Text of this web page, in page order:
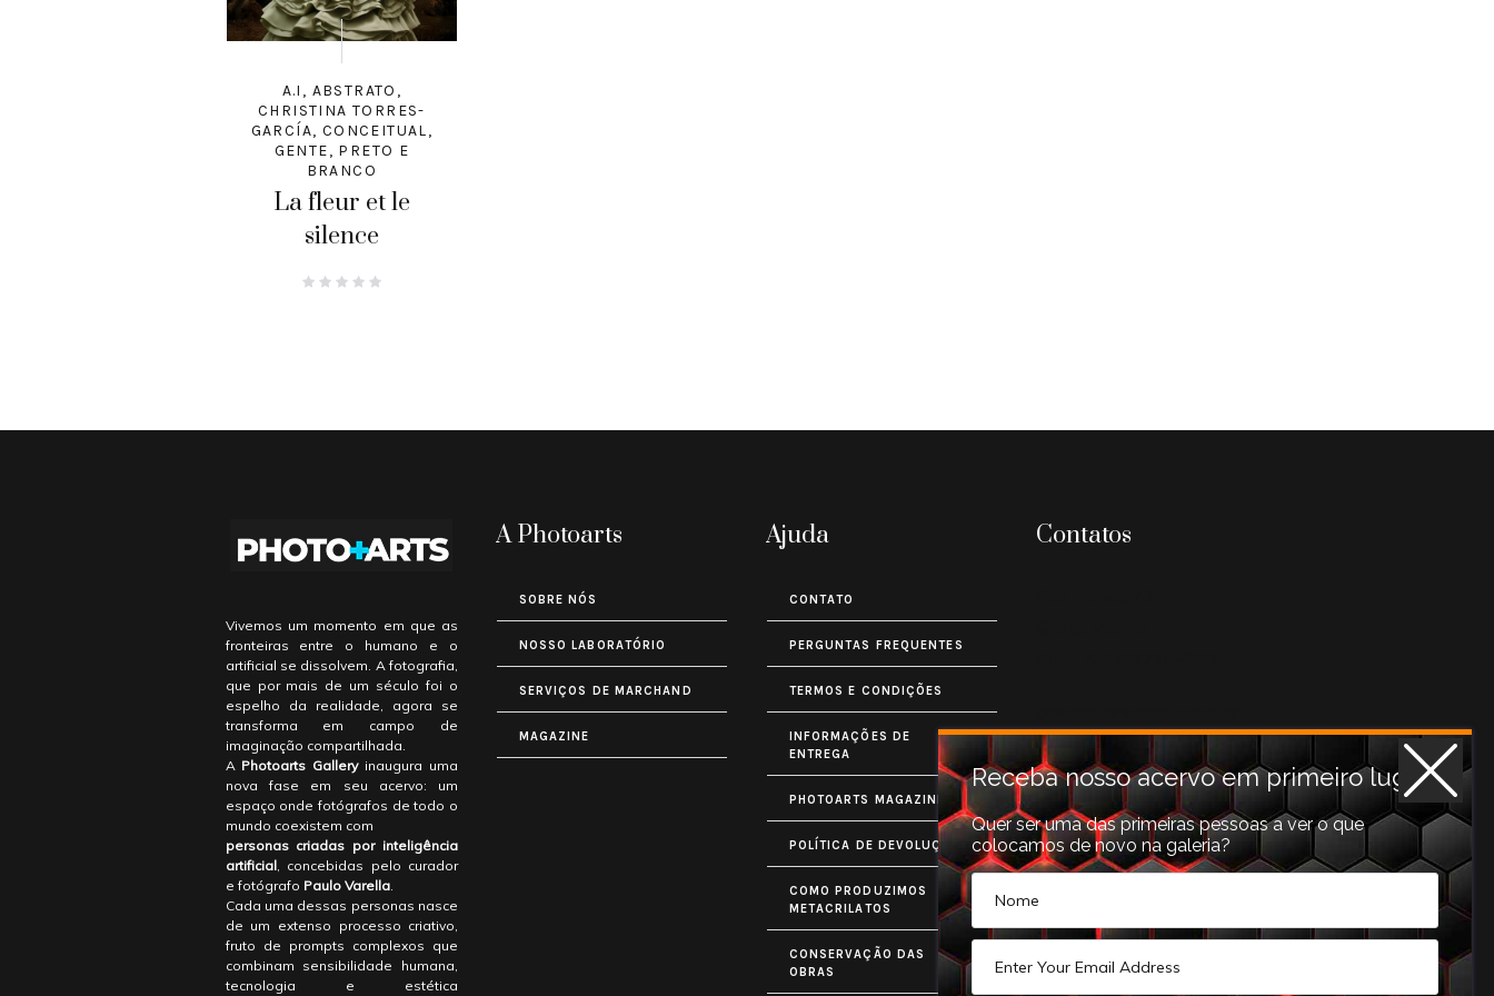
A.I , ABSTRATO ,
CHRISTINA TORRES-
GARCÍA, CONCEITUAL,
GENTE, PRETO E
BRANCO
La fleur et le
silence
Vivemos um momento em que as
fronteiras entre o humano e o
artificial se dissolvem. A fotografia,
que por mais de um século foi o
espelho da realidade, agora se
transforma em campo de
imaginação compartilhada.
A Photoarts Galleryinaugura uma
nova fase em seu acervo: um
espaço onde fotógrafos de todo o
mundo coexistem com
personas criadas por inteligência
artificial, concebidas pelo curador
e fotógrafo Paulo Varella.
Cada uma dessas personas nasce
de um extenso processo criativo,
fruto de prompts complexos que
combinam sensibilidade humana,
tecnologia e estética
A Photoarts
SOBRE NÓS
NOSSO LABORATÓRIO
SERVIÇOS DE MARCHAND
MAGAZINE
Ajuda
CONTATO
PERGUNTAS FREQUENTES
TERMOS E CONDIÇÕES
INFORMAÇÕES DE
ENTREGA
PHOTOARTS MAGAZINE
POLÍTICA DE DEVOLUÇÃO
COMO PRODUZIMOS
METACRILATOS
CONSERVAÇÃO DAS
OBRAS
Contatos
WhatsApp:+55 11 96253
3293
Receba nosso acervo em primeiro lugar!
Quer ser uma das primeiras pessoas a ver o que
colocamos de novo na galeria?